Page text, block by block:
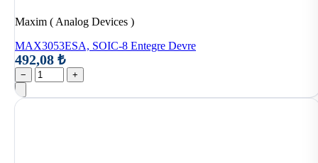
Maxim ( Analog Devices )
MAX3053ESA, SOIC-8 Entegre Devre
492,08 ₺
− +